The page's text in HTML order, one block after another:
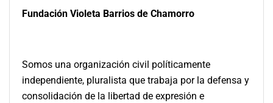
Fundación Violeta Barrios de Chamorro
Somos una organización civil políticamente
independiente, pluralista que trabaja por la defensa y
consolidación de la libertad de expresión e